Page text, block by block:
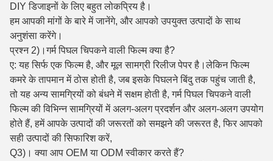
DIY डिजाइनों के लिए बहुत लोकप्रिय है।
हम आपकी मांगों के बारे में जानेंगे, और आपको उपयुक्त उत्पादों के साथ
अनुशंसा करेंगे।
प्रश्न 2)।गर्म पिघल चिपकने वाली फिल्म क्या है?
ए: यह सिर्फ एक फिल्म है, और मूल सामग्री रिलीज पेपर है।लेकिन फिल्म
कमरे के तापमान में ठोस होती है, जब इसके पिघलने बिंदु तक पहुंच जाती है,
तो यह अन्य सामग्रियों को बंधने में सक्षम होती है, गर्म पिघल चिपकने वाली
फिल्म की विभिन्न सामग्रियों में अलग-अलग प्रदर्शन और अलग-अलग उपयोग
होते हैं, हमें आपके उत्पादों की जरूरतों को समझने की जरूरत है, फिर आपको
सही उत्पादों की सिफारिश करें,
Q3)। क्या आप OEM या ODM स्वीकार करते हैं?